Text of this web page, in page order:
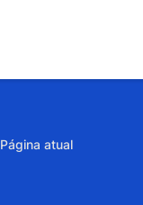
Página atual